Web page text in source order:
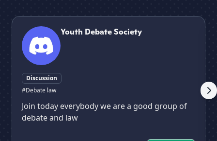
Youth Debate Society
Youth Debate Society
Discussion
#Debate law
Join today everybody we are a good group of
debate and law